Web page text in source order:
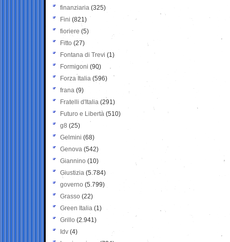
finanziaria (325)
Fini (821)
fioriere (5)
Fitto (27)
Fontana di Trevi (1)
Formigoni (90)
Forza Italia (596)
frana (9)
Fratelli d'Italia (291)
Futuro e Libertà (510)
g8 (25)
Gelmini (68)
Genova (542)
Giannino (10)
Giustizia (5.784)
governo (5.799)
Grasso (22)
Green Italia (1)
Grillo (2.941)
Idv (4)